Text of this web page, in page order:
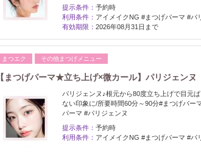
提示条件： 予約時
利用条件： アイメイクNG #まつげパーマ #パ
有効期限： 2026年08月31日まで
まつエク その他まつげメニュー
【まつげパーマ★立ち上げ×微カール】パリジェンヌ
パリジェンヌ♪根元から80度立ち上げで目元
ない印象に/所要時間60分～90分#まつげパー
パーマ #パリジェンヌ
提示条件： 予約時
利用条件： アイメイクNG #まつげパーマ #パ